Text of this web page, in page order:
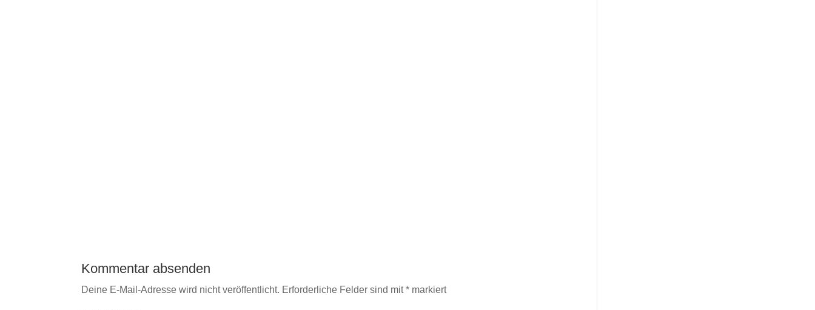
Kommentar absenden
Deine E-Mail-Adresse wird nicht veröffentlicht. Erforderliche Felder sind mit* markiert